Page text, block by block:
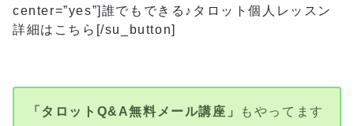
center=”yes”]誰でもできる♪タロット個人レッスン
詳細はこちら[/su_button]
「タロットQ&A無料メール講座」
もやってます